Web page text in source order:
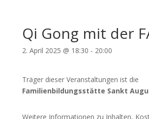
Qi Gong mit der
2. April 2025 @ 18:30 - 20:00
Träger dieser Veranstaltungen ist die
Familienbildungsstätte Sankt
Weitere Informationen zu Inhalten,